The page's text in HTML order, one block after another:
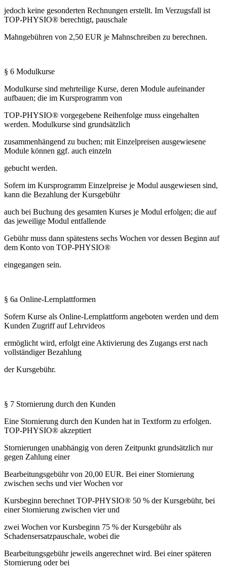
jedoch keine gesonderten Rechnungen erstellt. Im Verzugsfall ist
TOP-PHYSIO® berechtigt, pauschale
Mahngebühren von 2,50 EUR je Mahnschreiben zu berechnen.
§ 6 Modulkurse
Modulkurse sind mehrteilige Kurse, deren Module aufeinander
aufbauen; die im Kursprogramm von
TOP-PHYSIO® vorgegebene Reihenfolge muss eingehalten
werden. Modulkurse sind grundsätzlich
zusammenhängend zu buchen; mit Einzelpreisen ausgewiesene
Module können ggf. auch einzeln
gebucht werden.
Sofern im Kursprogramm Einzelpreise je Modul ausgewiesen sind,
kann die Bezahlung der Kursgebühr
auch bei Buchung des gesamten Kurses je Modul erfolgen; die auf
das jeweilige Modul entfallende
Gebühr muss dann spätestens sechs Wochen vor dessen Beginn auf
dem Konto von TOP-PHYSIO®
eingegangen sein.
§ 6a Online-Lernplattformen
Sofern Kurse als Online-Lernplattform angeboten werden und dem
Kunden Zugriff auf Lehrvideos
ermöglicht wird, erfolgt eine Aktivierung des Zugangs erst nach
vollständiger Bezahlung
der Kursgebühr.
§ 7 Stornierung durch den Kunden
Eine Stornierung durch den Kunden hat in Textform zu erfolgen.
TOP-PHYSIO® akzeptiert
Stornierungen unabhängig von deren Zeitpunkt grundsätzlich nur
gegen Zahlung einer
Bearbeitungsgebühr von 20,00 EUR. Bei einer Stornierung
zwischen sechs und vier Wochen vor
Kursbeginn berechnet TOP-PHYSIO® 50 % der Kursgebühr, bei
einer Stornierung zwischen vier und
zwei Wochen vor Kursbeginn 75 % der Kursgebühr als
Schadensersatzpauschale, wobei die
Bearbeitungsgebühr jeweils angerechnet wird. Bei einer späteren
Stornierung oder bei